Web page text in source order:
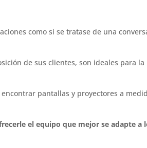
como si se tratase de una
de sus clientes, son ideales para la
pantallas y proyectores a
el equipo que mejor se adapte a